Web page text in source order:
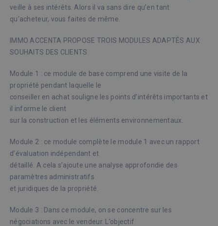
veille à ses intérêts. Alors il va sans dire qu’en tant
qu’acheteur, vous faites de même.
IMMO ACCENTA PROPOSE TROIS MODULES ADAPTÉS AUX
SOUHAITS DES CLIENTS
Module 1 : ce module de base comprend une visite de la
propriété pendant laquelle le
conseiller en achat souligne les points d’intérêts importants et
il informe le client
sur la construction et les éléments environnementaux.
Module 2 : ce module complète le module 1 avec un rapport
d’évaluation indépendant et
détaillé. A cela s’ajoute une analyse approfondie des
paramètres administratifs
et juridiques de la propriété.
Module 3 : Dans ce module, on se concentre sur les
négociations avec le vendeur. L’objectif